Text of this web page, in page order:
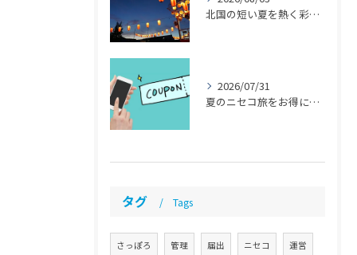
北国の短い夏を熱く彩る！8月の注目イベント 【札幌 民泊 管理 運営代行】
2026/07/31
夏のニセコ旅をお得に「ニセコサマーパス」とは？ 【札幌 民泊 管理 運営代行】
タグ Tags
さっぽろ 管理 届出 ニセコ 運営